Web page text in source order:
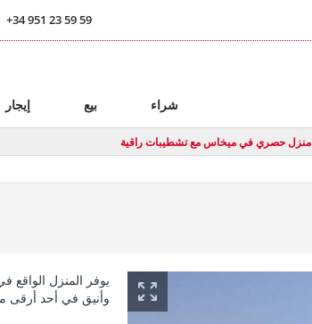
منزل حصري في ميخاس مع تشطيبات راقية
يوفر المنزل
وأنيق في أحد أرقى
+34 951 23 59 59
شراء بيع إيجار